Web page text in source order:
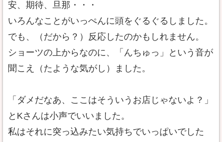
安、期待、旦那・・・
いろんなことがいっぺんに頭をぐるぐるしました。
でも、（だから？）反応したのかもしれません。
ショーツの上からなのに、「んちゅっ」という音が
聞こえ（たような気がし）ました。
「ダメだなあ、ここはそういうお店じゃないよ？」
とKさんは小声でいいました。
私はそれに突っ込みたい気持ちでいっぱいでした